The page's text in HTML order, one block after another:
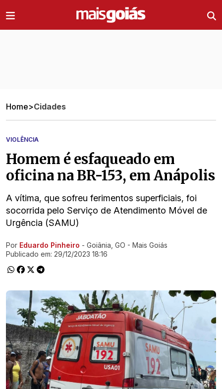
Home>Cidades
VIOLÊNCIA
Homem é esfaqueado em
oficina na BR-153, em Anápolis
A vítima, que sofreu ferimentos superficiais, foi
socorrida pelo Serviço de Atendimento Móvel de
Urgência (SAMU)
Ir direto pra matéria
Por Eduardo Pinheiro - Goiânia, GO - Mais Goiás
Publicado em: 29/12/2023 18:16